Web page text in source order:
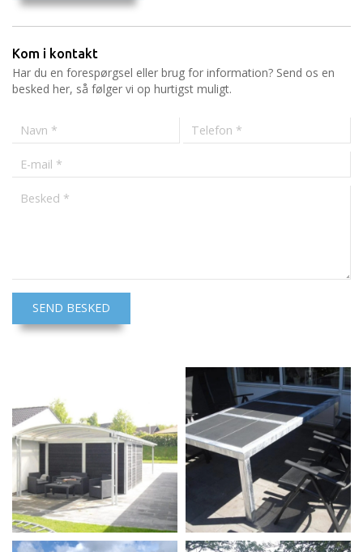
Kom i kontakt
Har du en forespørgsel eller brug for information? Send os en
besked her, så følger vi op hurtigst muligt.